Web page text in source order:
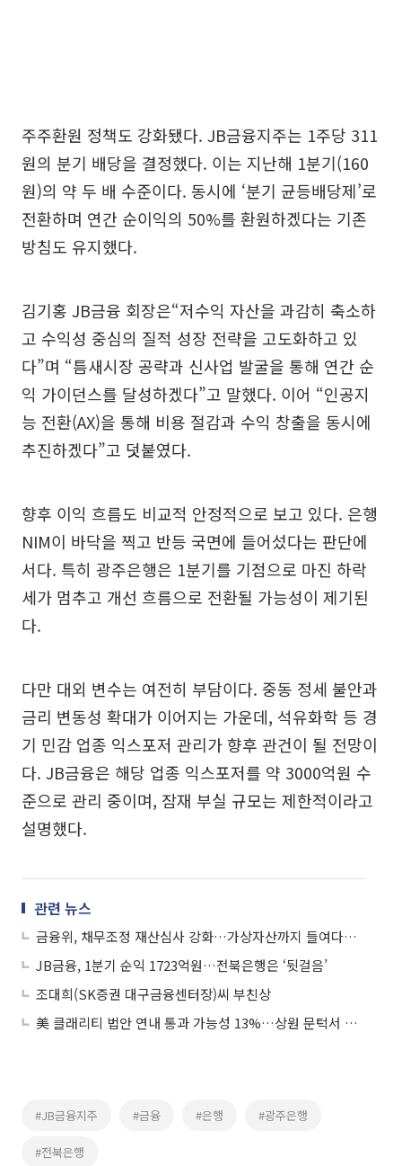
주주환원 정책도 강화됐다. JB금융지주는 1주당 311
원의 분기 배당을 결정했다. 이는 지난해 1분기(160
원)의 약 두 배 수준이다. 동시에 ‘분기 균등배당제’로
전환하며 연간 순이익의 50%를 환원하겠다는 기존
방침도 유지했다.
김기홍 JB금융 회장은“저수익 자산을 과감히 축소하
고 수익성 중심의 질적 성장 전략을 고도화하고 있
다”며 “틈새시장 공략과 신사업 발굴을 통해 연간 순
익 가이던스를 달성하겠다”고 말했다. 이어 “인공지
능 전환(AX)을 통해 비용 절감과 수익 창출을 동시에
추진하겠다”고 덧붙였다.
향후 이익 흐름도 비교적 안정적으로 보고 있다. 은행
NIM이 바닥을 찍고 반등 국면에 들어섰다는 판단에
서다. 특히 광주은행은 1분기를 기점으로 마진 하락
세가 멈추고 개선 흐름으로 전환될 가능성이 제기된
다.
다만 대외 변수는 여전히 부담이다. 중동 정세 불안과
금리 변동성 확대가 이어지는 가운데, 석유화학 등 경
기 민감 업종 익스포저 관리가 향후 관건이 될 전망이
다. JB금융은 해당 업종 익스포저를 약 3000억원 수
준으로 관리 중이며, 잠재 부실 규모는 제한적이라고
설명했다.
관련 뉴스
금융위, 채무조정 재산심사 강화…가상자산까지 들여다본다
JB금융, 1분기 순익 1723억원…전북은행은 ‘뒷걸음’
조대희(SK증권 대구금융센터장)씨 부친상
美 클래리티 법안 연내 통과 가능성 13%…상원 문턱서 제동
#JB금융지주 #금융 #은행 #광주은행
#전북은행